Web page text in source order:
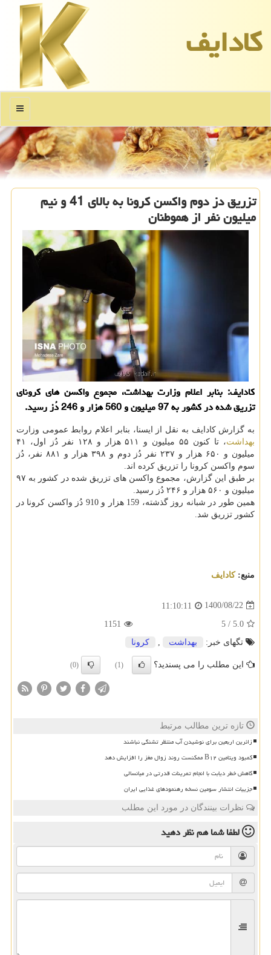
كادایف
منو
تزریق دز دوم واکسن کرونا به بالای 41 و نیم
میلیون نفر از هموطنان
کادایف: بنابر اعلام وزارت بهداشت، مجموع واکسن های کرونای
تزریق شده در کشور به 97 میلیون و 560 هزار و 246 دُز رسید.
به گزارش کادایف به نقل از ایسنا، بنابر اعلام روابط عمومی وزارت
بهداشت
، تا کنون ۵۵ میلیون و ۵۱۱ هزار و ۱۲۸ نفر دُز اول، ۴۱
میلیون و ۶۵۰ هزار و ۲۳۷ نفر دُز دوم و ۳۹۸ هزار و ۸۸۱ نفر، دُز
سوم واکسن کرونا را تزریق کرده اند.
بر طبق این گزارش، مجموع واکسن های تزریق شده در کشور به ۹۷
میلیون و ۵۶۰ هزار و ۲۴۶ دُز رسید.
همین طور در شبانه روز گذشته، 159 هزار و 910 دُز واکسن کرونا در
کشور تزریق شد.
منبع:كادایف
1400/08/22
11:10:11
5.0
/
5
1151
تگهای خبر:
بهداشت كرونا
این مطلب را می پسندید؟ (1)
(0)
تازه ترین مطالب مرتبط
زائرین اربعین برای نوشیدن آب منتظر تشنگی نباشند
کمبود ویتامین B۱۲ ممکنست روند زوال مغز را افزایش دهد
کاهش خطر دیابت با انجام تمرینات قدرتی در میانسالی
جزییات انتشار سومین نسخه رهنمودهای غذایی ایران
نظرات بینندگان در مورد این مطلب
لطفا شما همنظر دهید